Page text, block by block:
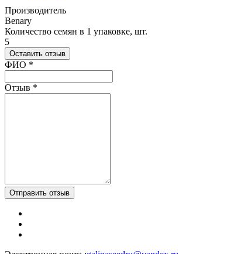
Производитель
Benary
Количество семян в 1 упаковке, шт.
5
Оставить отзыв
Ваш отзыв был отправлен!
ФИО *
Отзыв *
Отправить отзыв